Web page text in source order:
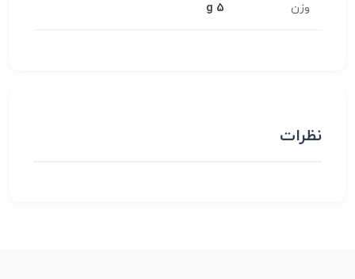
وزن 5 g
نظرات